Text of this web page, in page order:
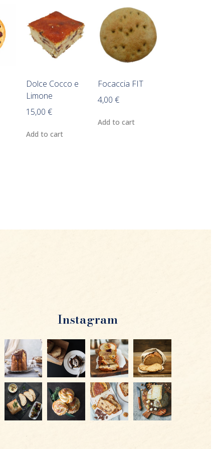
Dolce Cocco e
Limone
15,00 €
Add to cart
Focaccia FIT
4,00 €
Add to cart
Instagram